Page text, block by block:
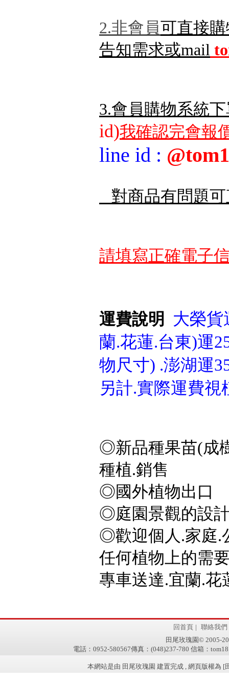
2.非會員可直接
告知需求或mail
3.會員購物系統
id)我確認完會報
line id :
對商品有問題
請填寫正確電子
運費說明
大榮貨
蘭.花蓮.台東)運
物尺寸) .澎湖運
另計.實際運費
◎新品種果苗(成
種植.銷售
◎國外植物出口
◎庭園景觀的設
◎歡迎個人.家庭.
任何植物上的需
專車送達.宜蘭.花
回首頁 | 聯絡我們
田尾玫瑰園© 2005-
電話：0952-580567傳真：(048)237-780 信箱：
本網站是由 田尾玫瑰園 建置完成 , 網頁版權為